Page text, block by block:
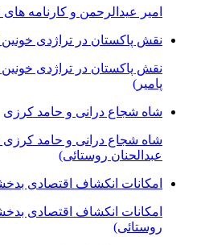
امیر عیدالرحمن و کارنامه
نقش پاکستان در تراژدی خونین
نقش پاکستان در تراژدی خونین
پامیر)
شاه شجاع درانی و حامد کرزی
شاه شجاع درانی و حامد کرزی در
عبدالحنان روستائی)
امکانات انکشاف اقتصادی
امکانات انکشاف اقتصادی
روستائی)